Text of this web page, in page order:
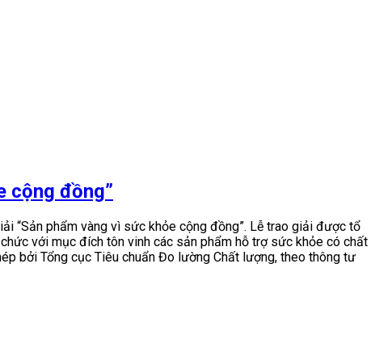
cộng đồng”
“Sản phẩm vàng vì sức khỏe cộng đồng”. Lễ trao giải được tổ
với mục đích tôn vinh các sản phẩm hỗ trợ sức khỏe có chất
bởi Tổng cục Tiêu chuẩn Đo lường Chất lượng, theo thông tư